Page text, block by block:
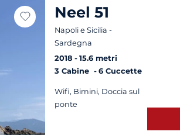
Neel 51
Napoli e Sicilia -
Sardegna
2018
15.6 metri
3 Cabine
6 Cuccette
Wifi, Bimini, Doccia sul
ponte